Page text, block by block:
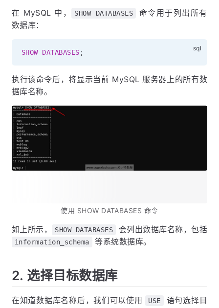
在 MySQL 中， SHOW DATABASES
命令用于列出所有
数据库：
SHOW DATABASES ;
执行该命令后，将显示当前 MySQL 服务器上的所有数
据库名称。
使用 SHOW DATABASES 命令
如上所示， SHOW DATABASES 会列出数据库名称，包括
information_schema 等系统数据库。
2. 选择目标数据库
在知道数据库名称后，我们可以使用 USE
语句选择目